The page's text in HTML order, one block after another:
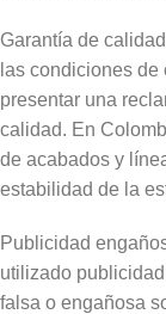
Garantía de
las condiciones
presentar una
calidad. En
de acabados y
estabilidad de la
Publicidad
utilizado
falsa o engañosa